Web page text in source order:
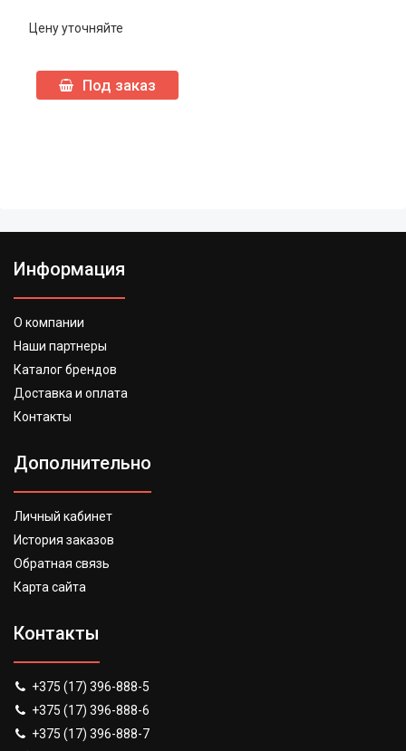
Цену уточняйте
Под заказ
Информация
О компании
Наши партнеры
Каталог брендов
Доставка и оплата
Контакты
Дополнительно
Личный кабинет
История заказов
Обратная связь
Карта сайта
Контакты
+375 (17) 396-888-5
+375 (17) 396-888-6
+375 (17) 396-888-7